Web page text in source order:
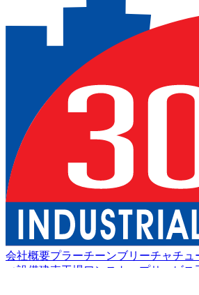
会社概要プラーチーンブリーチャチュ
ィ設備建売工場 ワンストップサービス